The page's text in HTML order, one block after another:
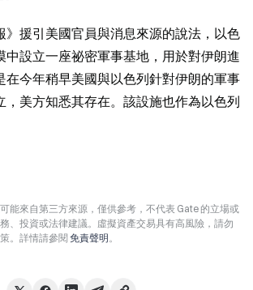
》援引美國官員與消息來源的說法，以色
中設立一座祕密軍事基地，用於對伊朗進
在今年稍早美國與以色列針對伊朗的軍事
，美方知悉其存在。該設施也作為以色列
能來自第三方來源，僅供參考，不代表 Gate 的立場或
、投資或法律建議。虛擬資產交易具有高風險，請勿
。詳情請參閱 免責聲明。